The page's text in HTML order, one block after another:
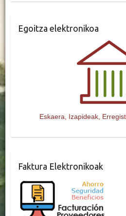
Egoitza elektronikoa
Eskaera, Izapideak,
Faktura Elektronikoak